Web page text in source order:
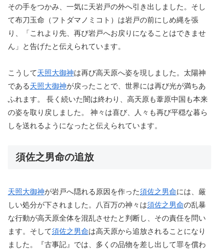
その手をつかみ、一気に天岩戸の外へ引き出しました。そし
て布刀玉命（フトダマノミコト）は岩戸の前にしめ縄を張
り、「これより先、再び岩戸へお戻りになることはできませ
ん」と告げたと伝えられています。
こうして天照大御神は再び高天原へ姿を現しました。太陽神
である天照大御神が戻ったことで、世界には再び光が満ちあ
ふれます。 長く続いた闇は終わり、高天原も葦原中国も本来
の姿を取り戻しました。 神々は喜び、人々も再び平穏な暮ら
しを送れるようになったと伝えられています。
須佐之男命の追放
天照大御神が岩戸へ隠れる原因を作った須佐之男命には、厳
しい処分が下されました。八百万の神々は須佐之男命の乱暴
な行動が高天原全体を混乱させたと判断し、その責任を問い
ます。そして須佐之男命は高天原から追放されることになり
ました。『古事記』では、多くの品物を差し出して罪を償わ